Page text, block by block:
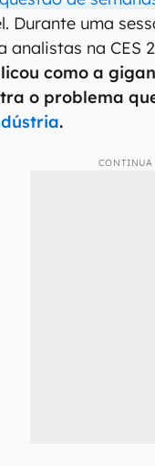
Durante uma
analistas na CES
como a
o problema
.